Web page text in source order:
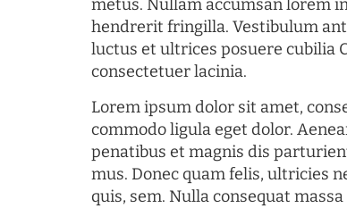
metus. Nullam accumsan lorem
hendrerit fringilla. Vestibulum
luctus et ultrices posuere cubilia
consectetuer lacinia.
Lorem ipsum dolor sit amet,
commodo ligula eget dolor.
penatibus et magnis dis
mus. Donec quam felis, ultricies
quis, sem. Nulla consequat